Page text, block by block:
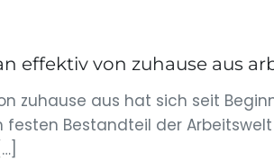
effektiv von zuhause aus
zuhause aus hat sich seit
festen Bestandteil der